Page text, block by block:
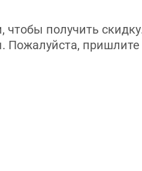
чтобы получить
Пожалуйста,